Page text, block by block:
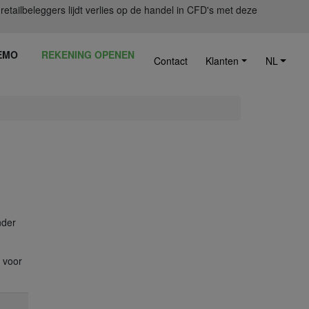
lijdt verlies op de handel in CFD's met deze
REKENING OPENEN Contact Klanten NL
voor